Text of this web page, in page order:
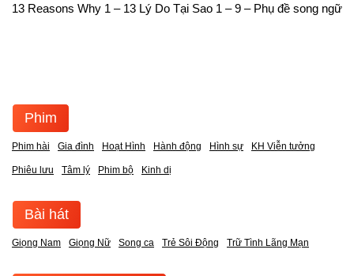
13 Reasons Why 1 – 13 Lý Do Tại Sao 1 – 9 – Phụ đề song ngữ
Phim
Phim hài Gia đình Hoạt Hình Hành động Hình sự KH Viễn tưởng
Phiêu lưu Tâm lý Phim bộ Kinh dị
Bài hát
Giọng Nam Giọng Nữ Song ca Trẻ Sôi Động Trữ Tình Lãng Mạn